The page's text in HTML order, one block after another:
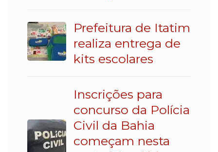
Prefeitura de Itatim
realiza entrega de
kits escolares
Inscrições para
concurso da Polícia
Civil da Bahia
começam nesta